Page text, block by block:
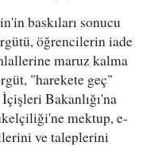
baskıları sonucu
öğrencilerin iade
maruz kalma
"harekete geç"
Bakanlığı'na
mektup, e-
ve taleplerini